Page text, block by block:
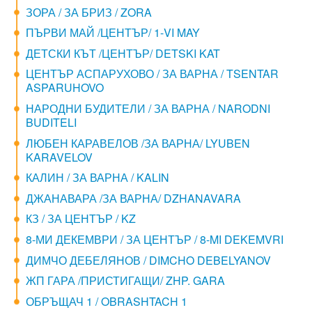
ЗОРА / ЗА БРИЗ / ZORA
ПЪРВИ МАЙ /ЦЕНТЪР/ 1-VI MAY
ДЕТСКИ КЪТ /ЦЕНТЪР/ DETSKI KAT
ЦЕНТЪР АСПАРУХОВО / ЗА ВАРНА / TSENTAR
ASPARUHOVO
НАРОДНИ БУДИТЕЛИ / ЗА ВАРНА / NARODNI
BUDITELI
ЛЮБЕН КАРАВЕЛОВ /ЗА ВАРНА/ LYUBEN
KARAVELOV
КАЛИН / ЗА ВАРНА / KALIN
ДЖАНАВАРА /ЗА ВАРНА/ DZHANAVARA
КЗ / ЗА ЦЕНТЪР / KZ
8-МИ ДЕКЕМВРИ / ЗА ЦЕНТЪР / 8-MI DEKEMVRI
ДИМЧО ДЕБЕЛЯНОВ / DIMCHO DEBELYANOV
ЖП ГАРА /ПРИСТИГАЩИ/ ZHP. GARA
ОБРЪЩАЧ 1 / OBRASHTACH 1